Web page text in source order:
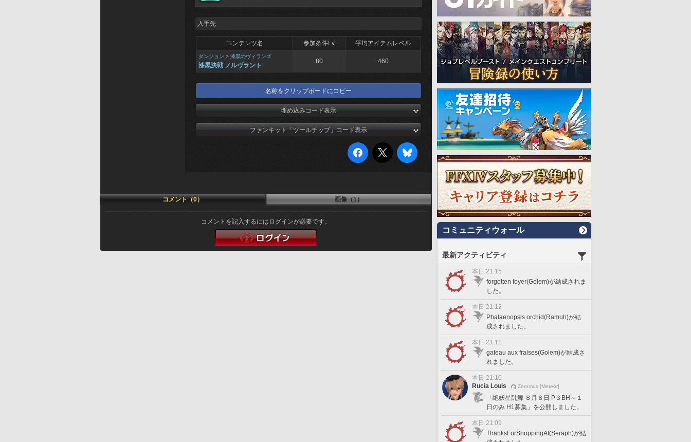
入手先
コンテンツ名 参加条件Lv 平均アイテムレベル
ダンジョン > 漆黒のヴィランズ
漆黒決戦 ノルヴラント
80 460
名称をクリップボードにコピー
埋め込みコード表示
ファンキット「ツールチップ」コード表示
コメント（0） 画像（1）
コメントを記入するにはログインが必要です。
コミュニティウォール
最新アクティビティ
本日 21:15
forgotten foyer(Golem)が結成されま
した。
本日 21:12
Phalaenopsis orchid(Ramuh)が結
成されました。
本日 21:11
gateau aux fraises(Golem)が結成さ
れました。
本日 21:10
Rucia Louis
Zeromus [Meteor]
「絶妖星乱舞 ８月８日 P３BH～１
日のみ H1募集」を公開しました。
本日 21:09
ThanksForShoppingAt(Seraph)が結